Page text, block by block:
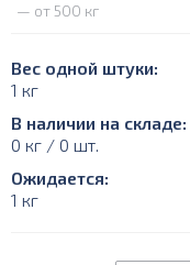
— от 500 кг
Вес одной штуки:
1 кг
В наличии на складе:
0 кг / 0 шт.
Ожидается:
1 кг